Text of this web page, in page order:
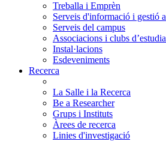
Treballa i Emprèn
Serveis d'informació i gestió
Serveis del campus
Associacions i clubs
Instal·lacions
Esdeveniments
Recerca
La Salle i la Recerca
Be a Researcher
Grups i Instituts
Àrees de recerca
Linies d'investigació